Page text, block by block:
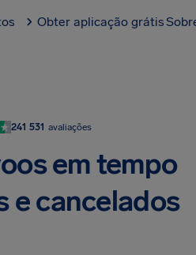
Obter aplicação grátis
241 531 avaliações
em tempo
e cancelados